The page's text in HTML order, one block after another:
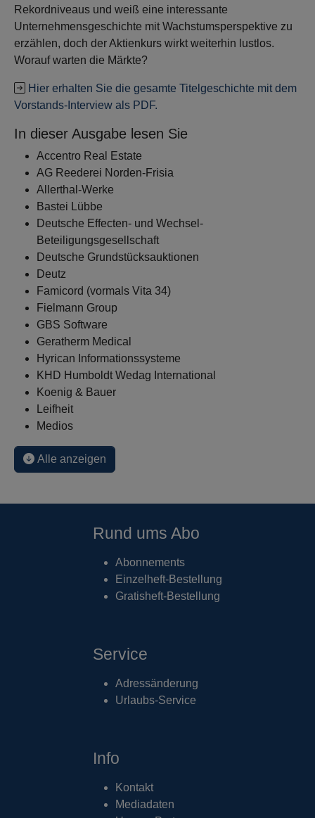
Rekordniveaus und weiß eine interessante
Unternehmensgeschichte mit Wachstumsperspektive zu
erzählen, doch der Aktienkurs wirkt weiterhin lustlos.
Worauf warten die Märkte?
Hier erhalten Sie die gesamte Titelgeschichte mit dem
Vorstands-Interview als PDF.
In dieser Ausgabe lesen Sie
Accentro Real Estate
AG Reederei Norden-Frisia
Allerthal-Werke
Bastei Lübbe
Deutsche Effecten- und Wechsel-
Beteiligungsgesellschaft
Deutsche Grundstücksauktionen
Deutz
Famicord (vormals Vita 34)
Fielmann Group
GBS Software
Geratherm Medical
Hyrican Informationssysteme
KHD Humboldt Wedag International
Koenig & Bauer
Leifheit
Medios
Alle anzeigen
Rund ums Abo
Abonnements
Einzelheft-Bestellung
Gratisheft-Bestellung
Service
Adressänderung
Urlaubs-Service
Info
Kontakt
Mediadaten